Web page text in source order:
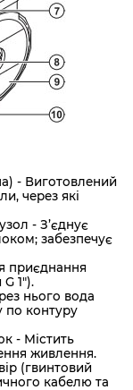
- Виготовлений
через які
- З’єднує
забезпечує
приєднання
1").
нього вода
по контуру
- Містить
живлення.
(гвинтовий
кабелю та